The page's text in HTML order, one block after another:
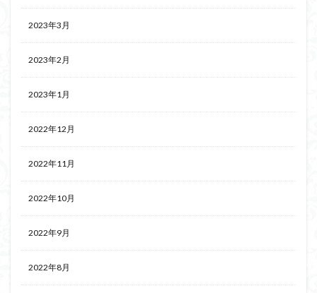
2023年3月
2023年2月
2023年1月
2022年12月
2022年11月
2022年10月
2022年9月
2022年8月